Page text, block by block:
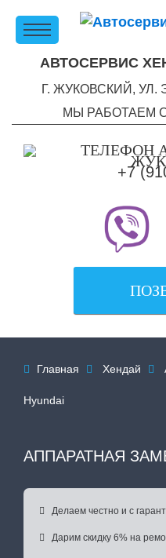
АВТОСЕРВИС
Г. ЖУКОВСКИЙ, УЛ.
МЫ РАБОТАЕМ С
+7
 Главная  Хендай 
Hyundai
АППАРАТНАЯ
 Делаем честно и с
 Дарим скидку 6% на